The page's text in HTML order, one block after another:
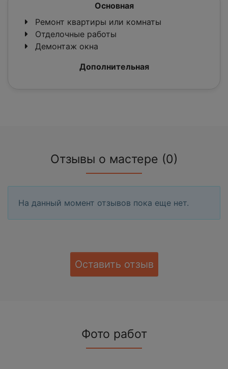
Основная
Ремонт квартиры или комнаты
Отделочные работы
Демонтаж окна
Дополнительная
Отзывы о мастере (0)
На данный момент отзывов пока еще нет.
Оставить отзыв
Фото работ